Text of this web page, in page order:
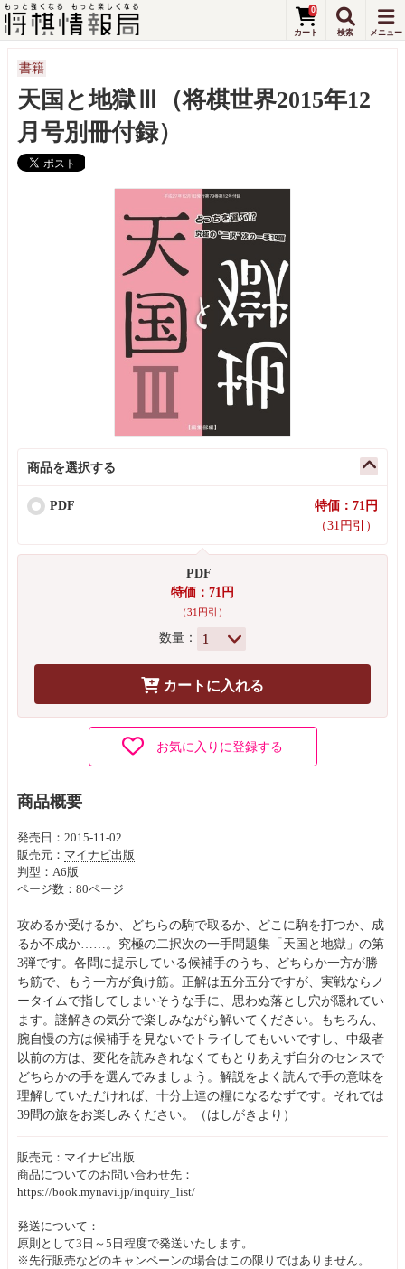
0
書籍
天国と地獄Ⅲ（将棋世界2015年12
月号別冊付録）
商品を選択する
PDF
特価：71円
（31円引）
PDF
特価：71円
（31円引）
数量：
カートに入れる
お気に入りに登録する
商品概要
発売日：2015-11-02
販売元： マイナビ出版
判型：A6版
ページ数：80ページ
攻めるか受けるか、どちらの駒で取るか、どこに駒を打つか、成
るか不成か……。究極の二択次の一手問題集「天国と地獄」の第
3弾です。各問に提示している候補手のうち、どちらか一方が勝
ち筋で、もう一方が負け筋。正解は五分五分ですが、実戦ならノ
ータイムで指してしまいそうな手に、思わぬ落とし穴が隠れてい
ます。謎解きの気分で楽しみながら解いてください。もちろん、
腕自慢の方は候補手を見ないでトライしてもいいですし、中級者
以前の方は、変化を読みきれなくてもとりあえず自分のセンスで
どちらかの手を選んでみましょう。解説をよく読んで手の意味を
理解していただければ、十分上達の糧になるなずです。それでは
39問の旅をお楽しみください。（はしがきより）
販売元：マイナビ出版
商品についてのお問い合わせ先：
https://book.mynavi.jp/inquiry_list/
発送について：
原則として3日～5日程度で発送いたします。
※先行販売などのキャンペーンの場合はこの限りではありません。